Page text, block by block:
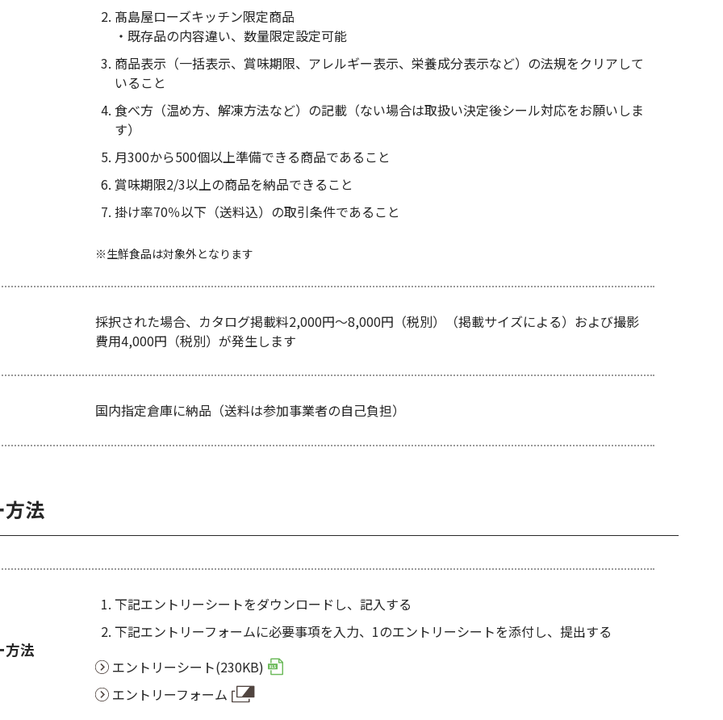
髙島屋ローズキッチン限定商品
・既存品の内容違い、数量限定設定可能
商品表示（一括表示、賞味期限、アレルギー表示、栄養成分表示など）の法規をクリアして
いること
食べ方（温め方、解凍方法など）の記載（ない場合は取扱い決定後シール対応をお願いしま
す）
月300から500個以上準備できる商品であること
賞味期限2/3以上の商品を納品できること
掛け率70％以下（送料込）の取引条件であること
生鮮食品は対象外となります
採択された場合、カタログ掲載料2,000円～8,000円（税別）（掲載サイズによる）および撮影
費用4,000円（税別）が発生します
国内指定倉庫に納品（送料は参加事業者の自己負担）
法
方法
下記エントリーシートをダウンロードし、記入する
下記エントリーフォームに必要事項を入力、1のエントリーシートを添付し、提出する
エントリーシート(230KB)
エントリーフォーム